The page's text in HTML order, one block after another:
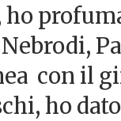
con il
ho